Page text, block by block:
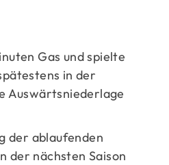
Gas und spielte
in der
Auswärtsniederlage
der ablaufenden
der nächsten Saison